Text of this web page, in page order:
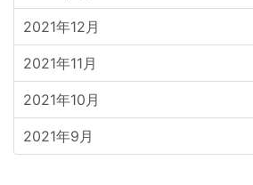
2021年12月
2021年11月
2021年10月
2021年9月